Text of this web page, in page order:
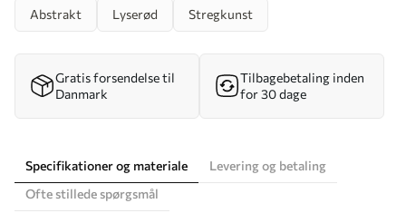
Abstrakt Lyserød Stregkunst
Gratis forsendelse til
Danmark
Tilbagebetaling inden
for 30 dage
Specifikationer og materiale
Levering og betaling
Ofte stillede spørgsmål